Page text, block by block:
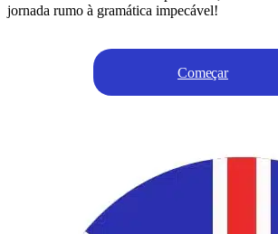
jornada rumo à gramática impecável!
Começar